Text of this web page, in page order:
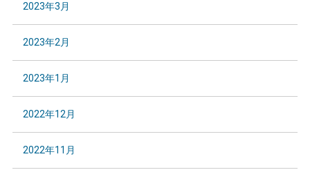
2023年3月
2023年2月
2023年1月
2022年12月
2022年11月